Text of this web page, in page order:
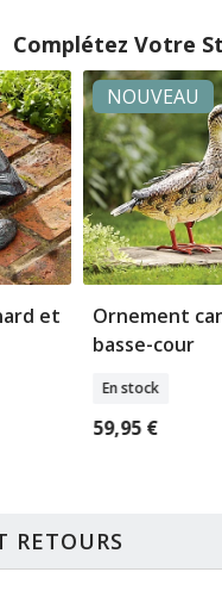
Complétez Votre
et
NOUVEAU
Ornement
basse-cour
En stock
59,95 €
RETOURS